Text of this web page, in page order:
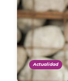
Actualidad